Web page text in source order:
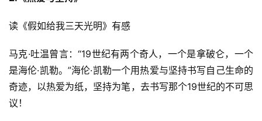
读《假如给我三天光明》有感
马克·吐温曾言：“19世纪有两个奇人，一个是拿破仑，一个
是海伦·凯勒。”海伦·凯勒一个用热爱与坚持书写自己生命的
奇迹，以热爱为纸，坚持为笔，去书写那个19世纪的不可思
议！